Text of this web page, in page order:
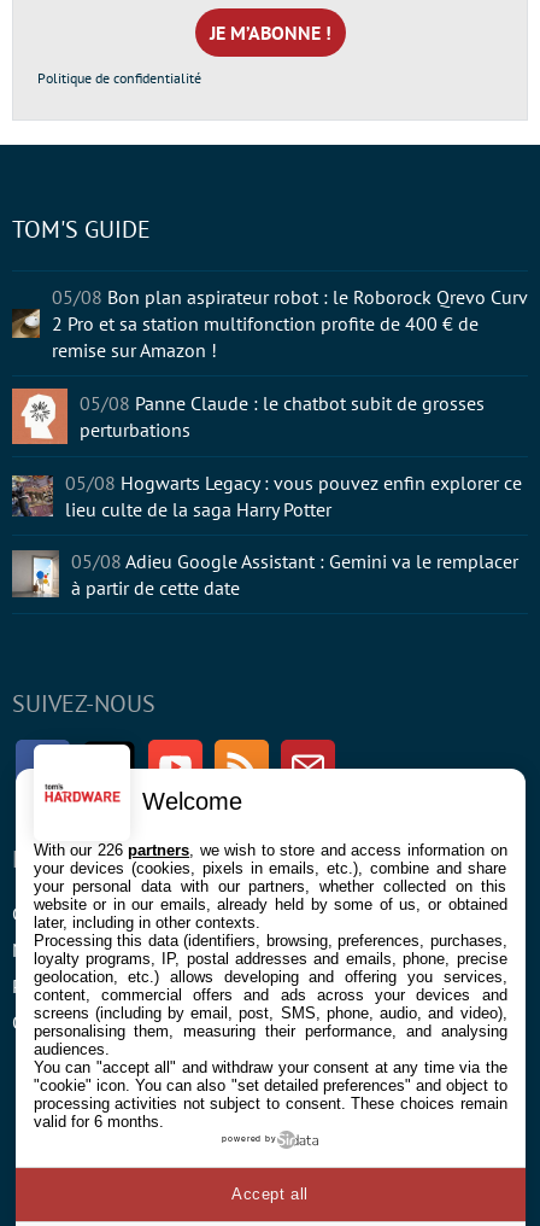
mail
*
Politique de confidentialité
SUIVEZ-NOUS
FacebookTwitter Youtube RSS Newsletter
ENTREPRISE
Confidentialité et Cookies
Mentions légales et CGU
Préférences Cookies
Qui sommes nous
À PROPOS
Contact
TOM'S GUIDE
05/08 Bon plan aspirateur robot : le Roborock Qrevo Curv
2 Pro et sa station multifonction profite de 400 € de
remise sur Amazon !
05/08 Panne Claude : le chatbot subit de grosses
perturbations
05/08 Hogwarts Legacy : vous pouvez enfin explorer ce
lieu culte de la saga Harry Potter
05/08 Adieu Google Assistant : Gemini va le remplacer
à partir de cette date
Welcome
With our 226partners , we wish to store and access information on
your devices (cookies, pixels in emails, etc.), combine and share
your personal data with our partners, whether collected on this
website or in our emails, already held by some of us, or obtained
later, including in other contexts.
Processing this data (identifiers, browsing, preferences, purchases,
loyalty programs, IP, postal addresses and emails, phone, precise
geolocation, etc.) allows developing and offering you services,
content, commercial offers and ads across your devices and
screens (including by email, post, SMS, phone, audio, and video),
personalising them, measuring their performance, and analysing
audiences.
You can "accept all" and withdraw your consent at any time via the
"cookie" icon. You can also "set detailed preferences" and object to
processing activities not subject to consent. These choices remain
valid for 6 months.
powered by
Accept all